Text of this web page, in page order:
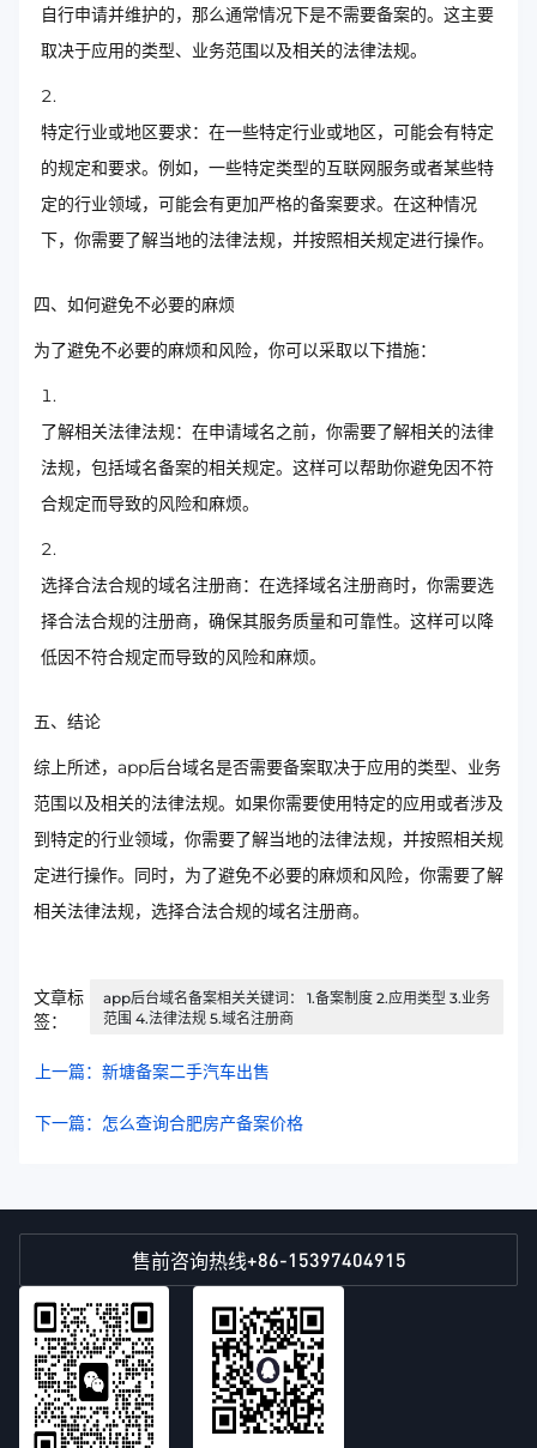
自行申请并维护的，那么通常情况下是不需要备案的。这主要
取决于应用的类型、业务范围以及相关的法律法规。
特定行业或地区要求：在一些特定行业或地区，可能会有特定
的规定和要求。例如，一些特定类型的互联网服务或者某些特
定的行业领域，可能会有更加严格的备案要求。在这种情况
下，你需要了解当地的法律法规，并按照相关规定进行操作。
四、如何避免不必要的麻烦
为了避免不必要的麻烦和风险，你可以采取以下措施：
了解相关法律法规：在申请域名之前，你需要了解相关的法律
法规，包括域名备案的相关规定。这样可以帮助你避免因不符
合规定而导致的风险和麻烦。
选择合法合规的域名注册商：在选择域名注册商时，你需要选
择合法合规的注册商，确保其服务质量和可靠性。这样可以降
低因不符合规定而导致的风险和麻烦。
五、结论
综上所述，app后台域名是否需要备案取决于应用的类型、业务
范围以及相关的法律法规。如果你需要使用特定的应用或者涉及
到特定的行业领域，你需要了解当地的法律法规，并按照相关规
定进行操作。同时，为了避免不必要的麻烦和风险，你需要了解
相关法律法规，选择合法合规的域名注册商。
文章标
签：
app后台域名备案相关关键词： 1.备案制度 2.应用类型 3.业务
范围 4.法律法规 5.域名注册商
上一篇：新塘备案二手汽车出售
下一篇：怎么查询合肥房产备案价格
售前咨询热线+86-15397404915